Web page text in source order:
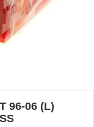
96-06 (L)